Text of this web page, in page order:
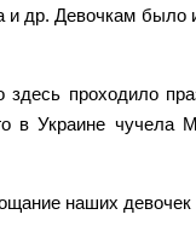
и др. Девочкам было
проходило
в Украине чучела
наших девочек